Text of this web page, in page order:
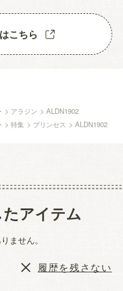
こちら
> アラジン >ALDN1902
>特集 > プリンセス >ALDN1902
アイテム
ません。
履歴を残さない